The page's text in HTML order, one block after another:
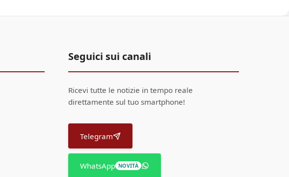
Seguici sui canali
Ricevi tutte le notizie in tempo reale
direttamente sul tuo smartphone!
Telegram
WhatsApp NOVITÀ